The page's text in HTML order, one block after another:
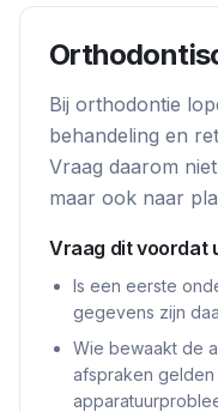
Bij orthodontie
behandeling en
Vraag daarom
maar ook naar
Vraag dit voordat
Is een eerste
gegevens zijn
Wie bewaakt de
afspraken